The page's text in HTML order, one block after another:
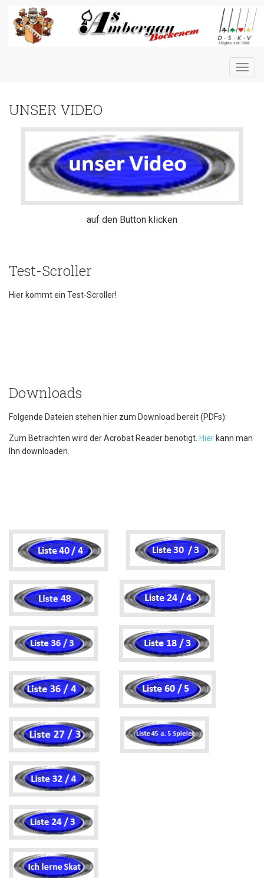
UNSER VIDEO
auf den Button klicken
Test-Scroller
Hier kommt ein Test-Scroller!
Downloads
Folgende Dateien stehen hier zum Download bereit (PDFs):
Zum Betrachten wird der Acrobat Reader benötigt. Hier kann man
Ihn downloaden.